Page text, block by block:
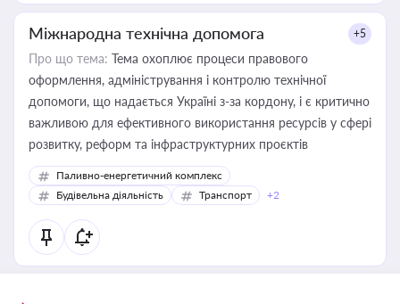
Міжнародна технічна допомога +5
Про що тема: Тема охоплює процеси правового
оформлення, адміністрування і контролю технічної
допомоги, що надається Україні з-за кордону, і є критично
важливою для ефективного використання ресурсів у сфері
розвитку, реформ та інфраструктурних проєктів
Паливно-енергетичний комплекс
Будівельна діяльність
Транспорт +2